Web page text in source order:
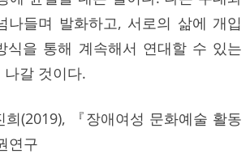
나들며 발화하고, 서로의 삶에 개입
식을 통해 계속해서 연대할 수 있는
갈 것이다.
(2019), 『장애여성 문화예술 활동
연구